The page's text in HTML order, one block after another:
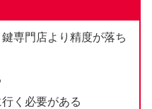
専門店より精度が落ち
く必要がある